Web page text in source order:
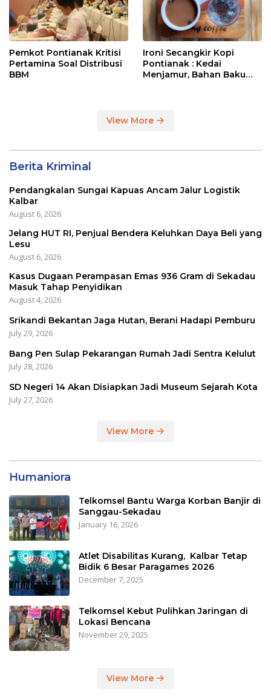
Pemkot Pontianak Kritisi
Pertamina Soal Distribusi
BBM
Ironi Secangkir Kopi
Pontianak : Kedai
Menjamur, Bahan Baku
View More
Berita Kriminal
Pendangkalan Sungai Kapuas Ancam Jalur Logistik
Kalbar
August 6, 2026
Jelang HUT RI, Penjual Bendera Keluhkan Daya Beli yang
Lesu
August 6, 2026
Kasus Dugaan Perampasan Emas 936 Gram di Sekadau
Masuk Tahap Penyidikan
August 4, 2026
Srikandi Bekantan Jaga Hutan, Berani Hadapi Pemburu
July 29, 2026
Bang Pen Sulap Pekarangan Rumah Jadi Sentra Kelulut
July 28, 2026
SD Negeri 14 Akan Disiapkan Jadi Museum Sejarah Kota
July 27, 2026
View More
Humaniora
Telkomsel Bantu Warga Korban Banjir di
Sanggau-Sekadau
January 16, 2026
Atlet Disabilitas Kurang, Kalbar Tetap
Bidik 6 Besar Paragames 2026
December 7, 2025
Telkomsel Kebut Pulihkan Jaringan di
Lokasi Bencana
November 29, 2025
View More